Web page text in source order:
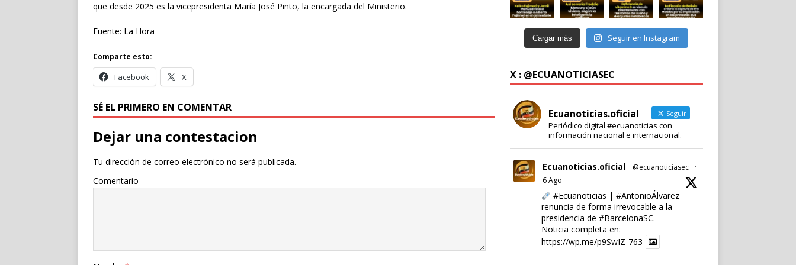
que desde 2025 es la vicepresidenta María José Pinto, la encargada del Ministerio.
Fuente: La Hora
Comparte esto:
Facebook X
SÉ EL PRIMERO EN COMENTAR
Dejar una contestacion
Tu dirección de correo electrónico no será publicada.
Comentario
Cargar más Seguir en Instagram
X : @ECUANOTICIASEC
Ecuanoticias.oficial Seguir
Periódico digital #ecuanoticias con
información nacional e internacional.
Ecuanoticias.oficial @ecuanoticiasec
·
6 Ago
#Ecuanoticias | #AntonioÁlvarez
renuncia de forma irrevocable a la
presidencia de #BarcelonaSC.
Noticia completa en:
https://wp.me/p9SwIZ-763